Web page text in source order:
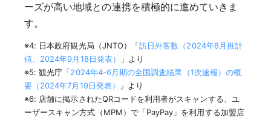
ーズが高い地域との連携を積極的に進めていきま
す。
※4: 日本政府観光局（JNTO）「訪日外客数（2024年8月推計
値、2024年9月18日発表）
」より
※5: 観光庁「2024年4-6月期の全国調査結果（1次速報）の概
要（2024年7月19日発表）
」より
※6: 店舗に掲示されたQRコードを利用者がスキャンする、ユ
ーザースキャン方式（MPM）で「PayPay」を利用する加盟店